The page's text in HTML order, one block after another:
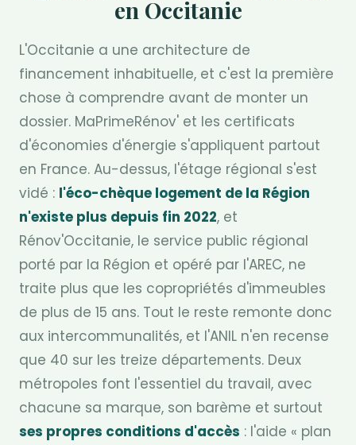
en Occitanie
L'Occitanie a une architecture de
financement inhabituelle, et c'est la première
chose à comprendre avant de monter un
dossier. MaPrimeRénov' et les certificats
d'économies d'énergie s'appliquent partout
en France. Au-dessus, l'étage régional s'est
vidé : l'éco-chèque logement de la Région
n'existe plus depuis fin 2022, et
Rénov'Occitanie, le service public régional
porté par la Région et opéré par l'AREC, ne
traite plus que les copropriétés d'immeubles
de plus de 15 ans. Tout le reste remonte donc
aux intercommunalités, et l'ANIL n'en recense
que 40 sur les treize départements. Deux
métropoles font l'essentiel du travail, avec
chacune sa marque, son barème et surtout
ses propres conditions d'accès : l'aide « plan